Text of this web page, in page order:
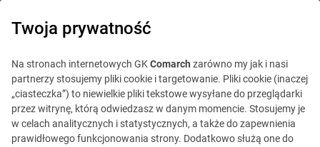
IT Board
Twoja prywatność
Na stronach internetowych GKComarch zarówno my jak i nasi
partnerzy stosujemy pliki cookie i targetowanie. Pliki cookie (inaczej
„ciasteczka”) to niewielkie pliki tekstowe wysyłane do przeglądarki
przez witrynę, którą odwiedzasz w danym momencie. Stosujemy je
w celach analitycznych i statystycznych, a także do zapewnienia
prawidłowego funkcjonowania strony. Dodatkowo służą one do